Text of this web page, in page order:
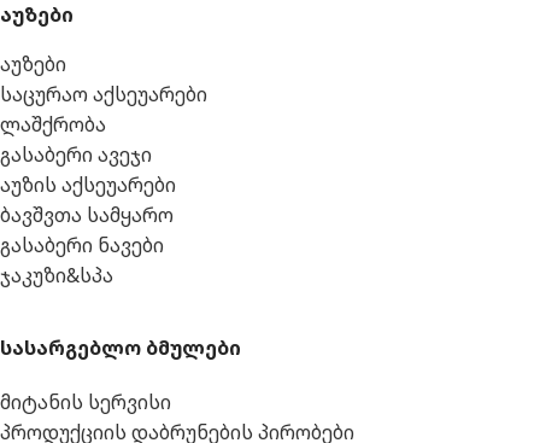
აუზები
აუზები
საცურაო აქსეუარები
ლაშქრობა
გასაბერი ავეჯი
აუზის აქსეუარები
ბავშვთა სამყარო
გასაბერი ნავები
ჯაკუზი&სპა
სასარგებლო ბმულები
მიტანის სერვისი
პროდუქციის დაბრუნების პირობები